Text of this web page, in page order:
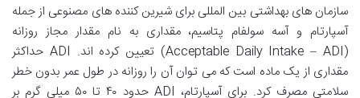
سازمان های بهداشتی بین المللی برای شیرین کننده های مصنوعی از جمله
آسپارتام و آسه سولفام پتاسیم، مقداری به نام مقدار مجاز روزانه
(Acceptable Daily Intake – ADI) تعیین کرده اند. ADI حداکثر
مقداری از یک ماده است که می توان آن را روزانه در طول عمر بدون خطر
سلامتی مصرف کرد. برای آسپارتام، ADI حدود ۴۰ تا ۵۰ میلی گرم بر